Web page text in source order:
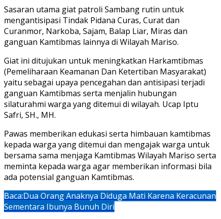
Sasaran utama giat patroli Sambang rutin untuk
mengantisipasi Tindak Pidana Curas, Curat dan
Curanmor, Narkoba, Sajam, Balap Liar, Miras dan
ganguan Kamtibmas lainnya di Wilayah Mariso.
Giat ini ditujukan untuk meningkatkan Harkamtibmas
(Pemeliharaan Keamanan Dan Ketertiban Masyarakat)
yaitu sebagai upaya pencegahan dan antisipasi terjadi
ganguan Kamtibmas serta menjalin hubungan
silaturahmi warga yang ditemui di wilayah. Ucap Iptu
Safri, SH., MH.
Pawas memberikan edukasi serta himbauan kamtibmas
kepada warga yang ditemui dan mengajak warga untuk
bersama sama menjaga Kamtibmas Wilayah Mariso serta
meminta kepada warga agar memberikan informasi bila
ada potensial ganguan Kamtibmas.
Baca:Dua Orang Anaknya Diduga Mati Karena Keracunan
Sementara Ibunya Bunuh Diri